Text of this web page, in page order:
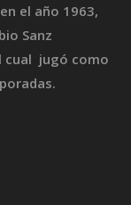
el año 1963,
Sanz
cual jugó como